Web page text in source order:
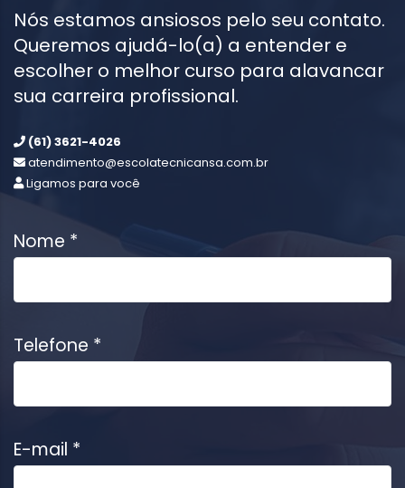
Nós estamos ansiosos pelo seu contato.
Queremos ajudá-lo(a) a entender e
escolher o melhor curso para alavancar
sua carreira profissional.
(61) 3621-4026
atendimento@escolatecnicansa.com.br
Ligamos para você
Nome *
Telefone *
E-mail *